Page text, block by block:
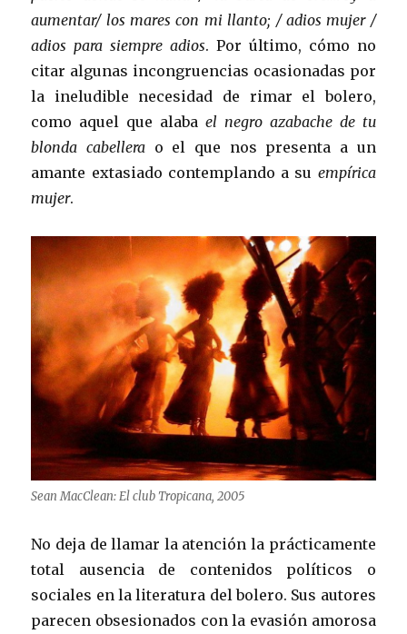
aumentar/ los mares con mi llanto; / adios mujer /
adios para siempre adios. Por último, cómo no
citar algunas incongruencias ocasionadas por
la ineludible necesidad de rimar el bolero,
como aquel que alaba el negro azabache de tu
blonda cabellera o el que nos presenta a un
amante extasiado contemplando a su empírica
mujer.
Sean MacClean: El club Tropicana, 2005
No deja de llamar la atención la prácticamente
total ausencia de contenidos políticos o
sociales en la literatura del bolero. Sus autores
parecen obsesionados con la evasión amorosa